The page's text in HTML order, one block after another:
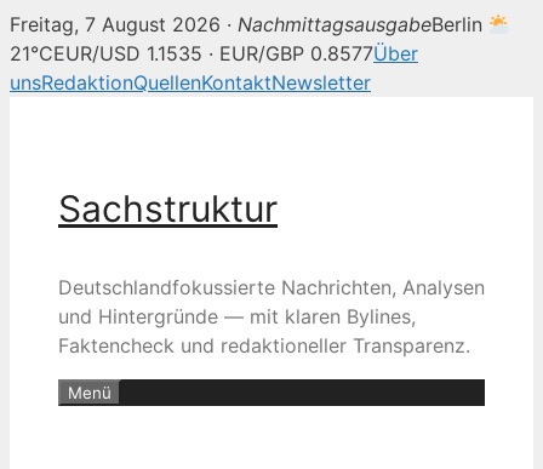
Freitag, 7 August 2026 · NachmittagsausgabeBerlin
21°CEUR/USD 1.1535 · EUR/GBP 0.8577Über
unsRedaktionQuellenKontaktNewsletter
Sachstruktur
Deutschlandfokussierte Nachrichten, Analysen
und Hintergründe — mit klaren Bylines,
Faktencheck und redaktioneller Transparenz.
Menü